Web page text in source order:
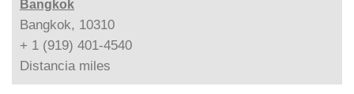
Bangkok
Bangkok, 10310
+ 1 (919) 401-4540
Distancia miles